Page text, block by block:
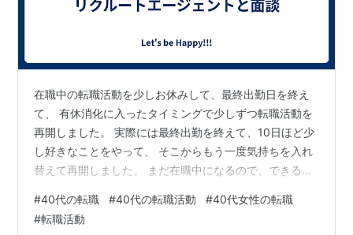
在職中の転職活動を少しお休みして、最終出勤日を終え
て、 有休消化に入ったタイミングで少しずつ転職活動を
再開しました。 実際には最終出勤を終えて、10日ほど少
し好きなことをやって、 そこからもう一度気持ちを入れ
替えて再開しました。 まだ在職中になるので、できるこ
2ヵ月でした。 リクルートエージェントのキャリアアド
バイザーと面談 面談で聞かれたこと 面談で言われたこと
#40代の転職 #40代の転職活動 #40代女性の転職
#転職活動